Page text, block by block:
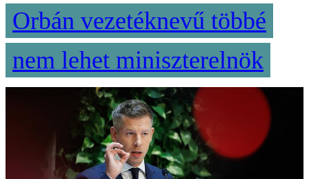
Orbán vezetéknevű többé
nem lehet miniszterelnök